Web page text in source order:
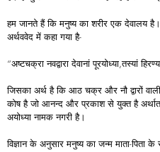
हम जानते हैं कि मनुष्य का शरीर एक देवालय
अर्थववेद में कहा गया है-
“अष्टचक्रा नवद्वारा देवानां पूरयोध्या,तस्यां
जिसका अर्थ है कि आठ चक्र और नौ द्वारों
कोष है जो आनन्द और प्रकाश से युक्त है
अयोध्या नामक नगरी है।
विज्ञान के अनुसार मनुष्य का जन्म माता-पिता